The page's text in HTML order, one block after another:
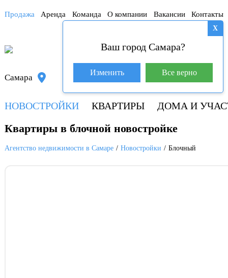
Продажа Аренда Команда О компании Вакансии Контакты
База покупателей (602)
Самара +7 917 145-78-45
НОВОСТРОЙКИ КВАРТИРЫ ДОМА И
X
Ваш город Самара?
Изменить Все верно
Квартиры в блочной новостройке
Агентство недвижимости в Самаре Новостройки Блочный